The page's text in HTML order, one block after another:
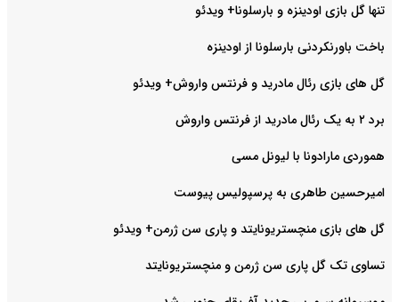
تنها گل بازی اودینزه و بارسلونا+ ویدئو
باخت باورنکردنی بارسلونا از اودینزه
گل های بازی رئال مادرید و فرنتس واروش+ ویدئو
برد ۲ به یک رئال مادرید از فرنتس واروش
هموردی مارادونا با لیونل مسی
امیرحسین طاهری به پرسپولیس پیوست
گل های بازی منچستریونایتد و پاری سن ژرمن+ ویدئو
تساوی تک گل پاری سن ژرمن و منچستریونایتد